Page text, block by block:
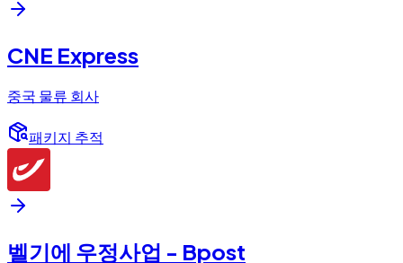
CNE Express
중국 물류 회사
패키지 추적
벨기에 우정사업 - Bpost